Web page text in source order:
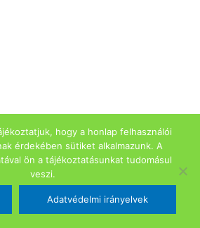
hogy a honlap felhasználói
érdekében sütiket alkalmazunk. A
ön a tájékoztatásunkat tudomásul
veszi.
Adatvédelmi irányelvek